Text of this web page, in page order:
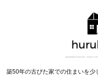
築50年の古びた家での住まいを